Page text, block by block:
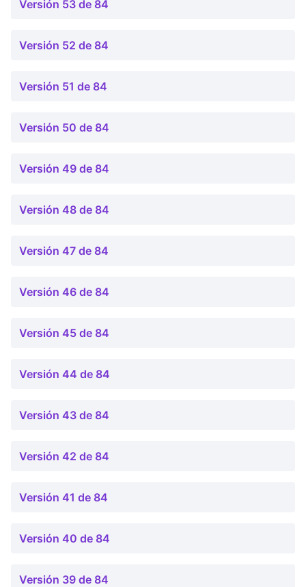
Versión 53 de 84
Versión 52 de 84
Versión 51 de 84
Versión 50 de 84
Versión 49 de 84
Versión 48 de 84
Versión 47 de 84
Versión 46 de 84
Versión 45 de 84
Versión 44 de 84
Versión 43 de 84
Versión 42 de 84
Versión 41 de 84
Versión 40 de 84
Versión 39 de 84